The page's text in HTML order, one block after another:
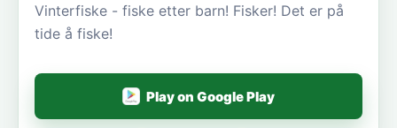
Vinterfiske - fiske etter barn! Fisker! Det er på
tide å fiske!
Play on Google Play